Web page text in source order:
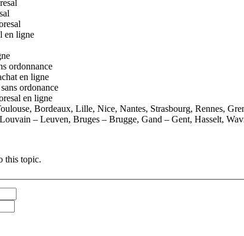
en ligne
ordonnance
en ligne
ordonance
en ligne
Bordeaux, Lille, Nice, Nantes, Strasbourg, Rennes,
– Leuven, Bruges – Brugge, Gand – Gent, Hasselt,
this topic.